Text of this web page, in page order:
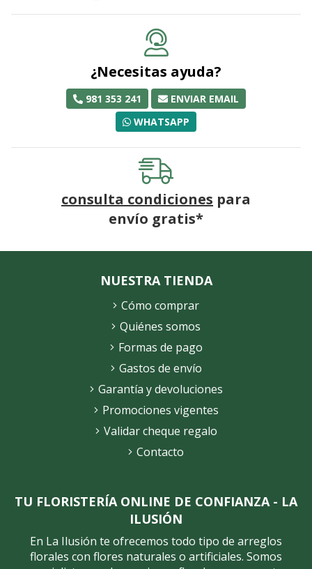
¿Necesitas ayuda?
981 353 241
ENVIAR EMAIL
WHATSAPP
consulta condiciones para
envío gratis*
TU FLORISTERÍA ONLINE DE CONFIANZA - LA
ILUSIÓN
En La Ilusión te ofrecemos todo tipo de arreglos
florales con flores naturales o artificiales. Somos
NUESTRA TIENDA
Cómo comprar
Quiénes somos
Formas de pago
Gastos de envío
Garantía y devoluciones
Promociones vigentes
Validar cheque regalo
Contacto